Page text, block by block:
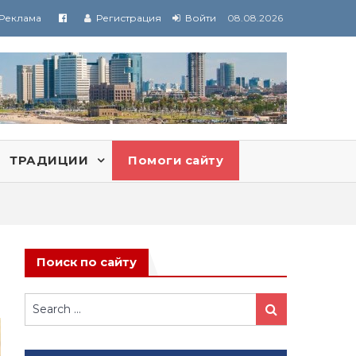
Реклама Регистрация Войти 08.08.2026
ТРАДИЦИИ Помоги сайту
Поиск по сайту
Search
for:
Search